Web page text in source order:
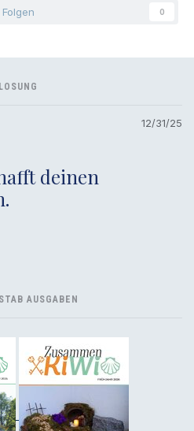
Folgen 0
LOSUNG
12/31/25
deinen
AUSGABEN